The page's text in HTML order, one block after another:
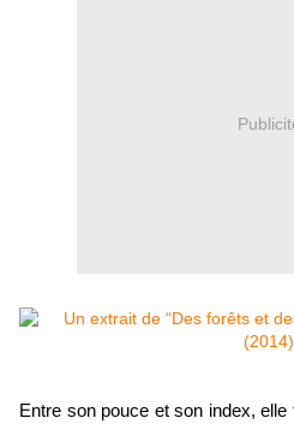
Entre son pouce et son index,